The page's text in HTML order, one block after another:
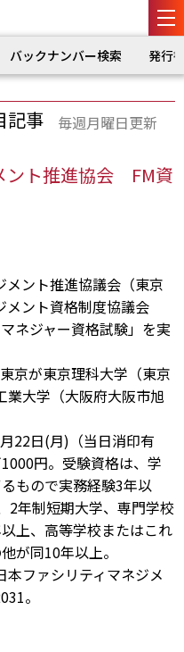
バックナンバー検索 発行
記事 毎週月曜日更新
ント推進協会 FM資
ント推進協議会（東京
メント資格制度協議会
ネジャー資格試験」を実
京が東京理科大学（東京
業大学（大阪府大阪市旭
22日(月)（当日消印有
円。受験資格は、学
もので実務経験3年以
2年制短期大学、専門学校
上、高等学校またはこれ
が同10年以上。
ファシリティマネジメ
。